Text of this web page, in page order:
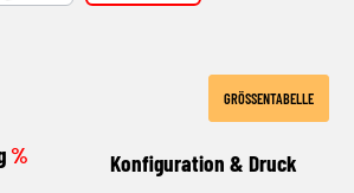
GRÖSSENTABELLE
% Konfiguration & Druck